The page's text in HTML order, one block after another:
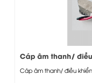
Cáp âm thanh/
LSZH
Cáp âm thanh/ điều khiển